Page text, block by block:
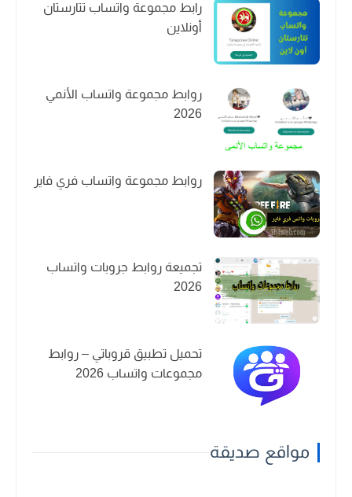
رابط مجموعة واتساب تتارستان
أونلاين
روابط مجموعة واتساب الأنمي
2026
روابط مجموعة واتساب فري فاير
تجميعة روابط جروبات واتساب
2026
تحميل تطبيق قروباتي – روابط
مجموعات واتساب 2026
مواقع صديقة